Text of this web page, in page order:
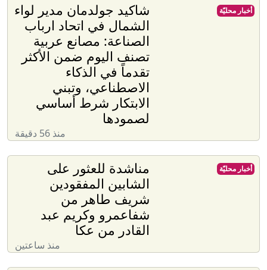
شاكيد جولدمان مدير لواء
الشمال في اتحاد ارباب
الصناعة: مصانع عربية
تصنف اليوم ضمن الأكثر
تقدماً في الذكاء
الاصطناعي، وتبني
الابتكار شرط أساسي
لصمودها
منذ 56 دقيقة
أخبار محليّة
مناشدة للعثور على
الشابين المفقودين
شريف طاهر من
شفاعمرو وكريم عبد
القادر من عكا
منذ ساعتين
أخبار محليّة